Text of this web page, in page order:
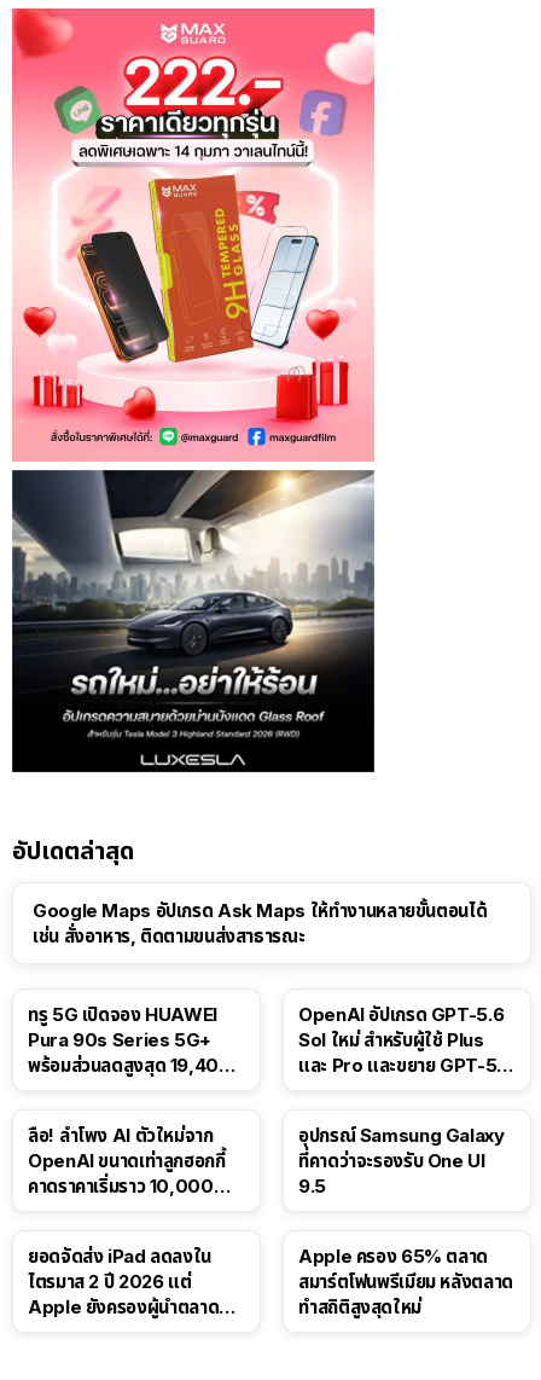
อัปเดตล่าสุด
Google Maps อัปเกรด Ask Maps ให้ทำงานหลายขั้นตอนได้
เช่น สั่งอาหาร, ติดตามขนส่งสาธารณะ
ทรู 5G เปิดจอง HUAWEI
Pura 90s Series 5G+
พร้อมส่วนลดสูงสุด 19,400
OpenAI อัปเกรด GPT-5.6
Sol ใหม่ สำหรับผู้ใช้ Plus
และ Pro และขยาย GPT-5.6
ลือ! ลำโพง AI ตัวใหม่จาก
OpenAI ขนาดเท่าลูกฮอกกี้
คาดราคาเริ่มราว 10,000
อุปกรณ์ Samsung Galaxy
ที่คาดว่าจะรองรับ One UI
9.5
ยอดจัดส่ง iPad ลดลงใน
ไตรมาส 2 ปี 2026 แต่
Apple ยังครองผู้นำตลาด
Apple ครอง 65% ตลาด
สมาร์ตโฟนพรีเมียม หลังตลาด
ทำสถิติสูงสุดใหม่